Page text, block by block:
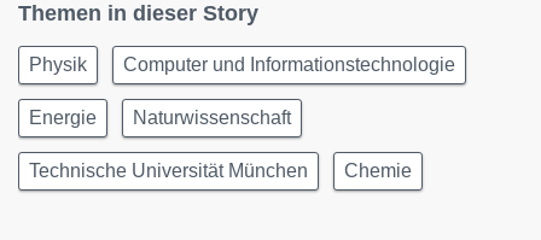
Themen in dieser Story
Physik Computer und Informationstechnologie
Energie Naturwissenschaft
Technische Universität München Chemie